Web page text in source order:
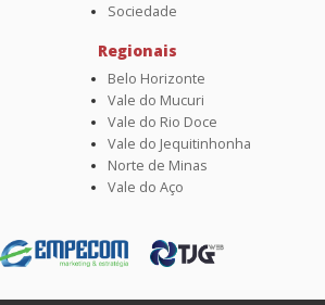
Sociedade
Regionais
Belo Horizonte
Vale do Mucuri
Vale do Rio Doce
Vale do Jequitinhonha
Norte de Minas
Vale do Aço